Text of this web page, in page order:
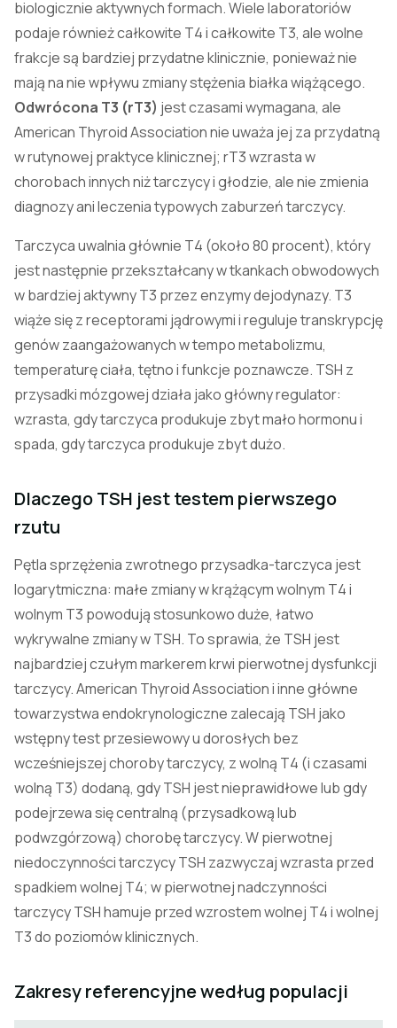
biologicznie aktywnych formach. Wiele laboratoriów
podaje również całkowite T4 i całkowite T3, ale wolne
frakcje są bardziej przydatne klinicznie, ponieważ nie
mają na nie wpływu zmiany stężenia białka wiążącego.
Odwrócona T3 (rT3) jest czasami wymagana, ale
American Thyroid Association nie uważa jej za przydatną
w rutynowej praktyce klinicznej; rT3 wzrasta w
chorobach innych niż tarczycy i głodzie, ale nie zmienia
diagnozy ani leczenia typowych zaburzeń tarczycy.
Tarczyca uwalnia głównie T4 (około 80 procent), który
jest następnie przekształcany w tkankach obwodowych
w bardziej aktywny T3 przez enzymy dejodynazy. T3
wiąże się z receptorami jądrowymi i reguluje transkrypcję
genów zaangażowanych w tempo metabolizmu,
temperaturę ciała, tętno i funkcje poznawcze. TSH z
przysadki mózgowej działa jako główny regulator:
wzrasta, gdy tarczyca produkuje zbyt mało hormonu i
spada, gdy tarczyca produkuje zbyt dużo.
Dlaczego TSH jest testem pierwszego
rzutu
Pętla sprzężenia zwrotnego przysadka-tarczyca jest
logarytmiczna: małe zmiany w krążącym wolnym T4 i
wolnym T3 powodują stosunkowo duże, łatwo
wykrywalne zmiany w TSH. To sprawia, że TSH jest
najbardziej czułym markerem krwi pierwotnej dysfunkcji
tarczycy. American Thyroid Association i inne główne
towarzystwa endokrynologiczne zalecają TSH jako
wstępny test przesiewowy u dorosłych bez
wcześniejszej choroby tarczycy, z wolną T4 (i czasami
wolną T3) dodaną, gdy TSH jest nieprawidłowe lub gdy
podejrzewa się centralną (przysadkową lub
podwzgórzową) chorobę tarczycy. W pierwotnej
niedoczynności tarczycy TSH zazwyczaj wzrasta przed
spadkiem wolnej T4; w pierwotnej nadczynności
tarczycy TSH hamuje przed wzrostem wolnej T4 i wolnej
T3 do poziomów klinicznych.
Zakresy referencyjne według populacji